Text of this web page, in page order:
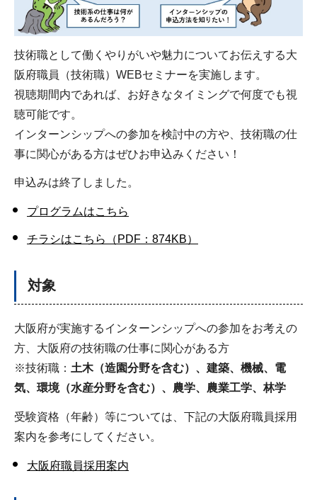
技術職として働くやりがいや魅力についてお伝えする大
阪府職員（技術職）WEBセミナーを実施します。
視聴期間内であれば、お好きなタイミングで何度でも視
聴可能です。
インターンシップへの参加を検討中の方や、技術職の仕
事に関心がある方はぜひお申込みください！
申込みは終了しました。
プログラムはこちら
チラシはこちら（PDF：874KB）
対象
大阪府が実施するインターンシップへの参加をお考えの
方、大阪府の技術職の仕事に関心がある方
※技術職： 土木（造園分野を含む）、建築、機械、電
気、環境（水産分野を含む）、農学、農業工学、林学
受験資格（年齢）等については、下記の大阪府職員採用
案内を参考にしてください。
大阪府職員採用案内